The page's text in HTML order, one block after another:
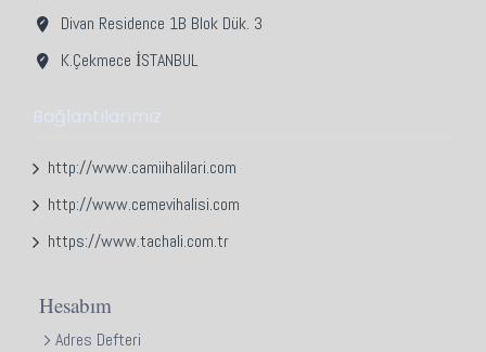
Divan Residence 1B Blok Dük. 3
K.Çekmece İSTANBUL
Bağlantılarımız
http://www.camiihalilari.com
http://www.cemevihalisi.com
https://www.tachali.com.tr
Hesabım
Adres Defteri